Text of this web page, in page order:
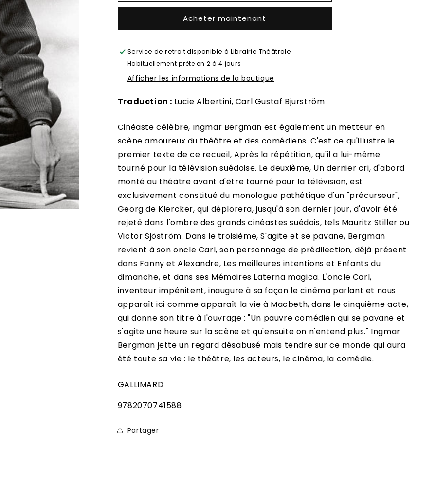
Acheter maintenant
Service de retrait disponible à Librairie Théâtrale
Habituellement prête en 2 à 4 jours
Afficher les informations de la boutique
Traduction : Lucie Albertini, Carl Gustaf Bjurström
Cinéaste célèbre, Ingmar Bergman est également un metteur en
scène amoureux du théâtre et des comédiens. C'est ce qu'illustre le
premier texte de ce recueil, Après la répétition, qu'il a lui-même
tourné pour la télévision suédoise. Le deuxième, Un dernier cri, d'abord
monté au théâtre avant d'être tourné pour la télévision, est
exclusivement constitué du monologue pathétique d'un "précurseur",
Georg de Klercker, qui déplorera, jusqu'à son dernier jour, d'avoir été
rejeté dans l'ombre des grands cinéastes suédois, tels Mauritz Stiller ou
Victor Sjöström. Dans le troisième, S'agite et se pavane, Bergman
revient à son oncle Carl, son personnage de prédilection, déjà présent
dans Fanny et Alexandre, Les meilleures intentions et Enfants du
dimanche, et dans ses Mémoires Laterna magica. L'oncle Carl,
inventeur impénitent, inaugure à sa façon le cinéma parlant et nous
apparaît ici comme apparaît la vie à Macbeth, dans le cinquième acte,
qui donne son titre à l'ouvrage : "Un pauvre comédien qui se pavane et
s'agite une heure sur la scène et qu'ensuite on n'entend plus." Ingmar
Bergman jette un regard désabusé mais tendre sur ce monde qui aura
été toute sa vie : le théâtre, les acteurs, le cinéma, la comédie.
GALLIMARD
SKU:
9782070741588
Partager